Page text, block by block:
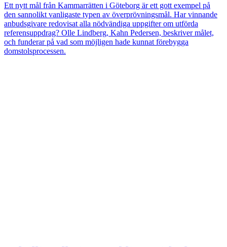
Ett nytt mål från Kammarrätten i Göteborg är ett gott exempel på
den sannolikt vanligaste typen av överprövningsmål. Har vinnande
anbudsgivare redovisat alla nödvändiga uppgifter om utförda
referensuppdrag? Olle Lindberg, Kahn Pedersen, beskriver målet,
och funderar på vad som möjligen hade kunnat förebygga
domstolsprocessen.